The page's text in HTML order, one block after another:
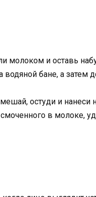
молоком и оставь
бане, а затем
остуди и
в молоке,